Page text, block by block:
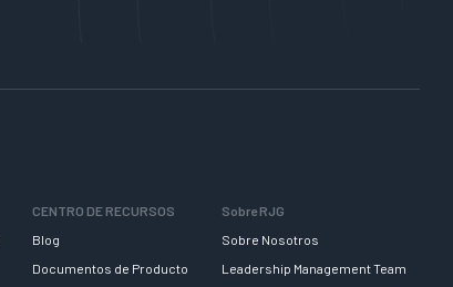
CENTRO DE RECURSOS
Blog
Documentos de Producto
Sobre RJG
Sobre Nosotros
Leadership Management Team